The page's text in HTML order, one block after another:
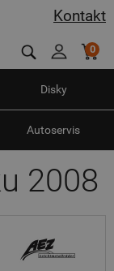
Kontakt
0
Disky
Autoservis
2008